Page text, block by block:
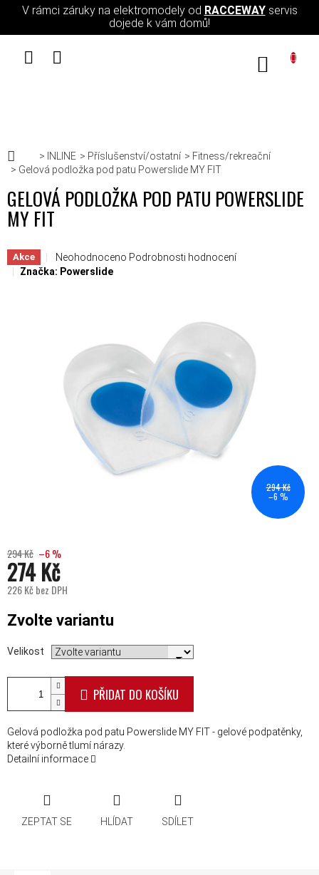
Přejít na obsah
V rámci záruky na elektromodely od RACCEWAYservis
dojede k vám domů!
DomůINLINE Příslušenství/ostatní
Fitness/rekreační
Gelová podložka pod patu Powerslide MY FIT
GELOVÁ PODLOŽKA POD PATU POWERSLIDE
MY FIT
Akce Průměrné hodnocení produktu je 0,0 z 5 hvězdiček.
Neohodnoceno Podrobnosti hodnocení
Značka: Powerslide
294 Kč
–6 %
294 Kč –6 %
274 Kč
226 Kč bez DPH
Zvolte variantu
Velikost
PŘIDAT DO KOŠÍKU
Gelová podložka pod patu Powerslide MY FIT - gelové podpatěnky,
které výborně tlumí nárazy.
Detailní informace
ZEPTAT SE HLÍDAT SDÍLET